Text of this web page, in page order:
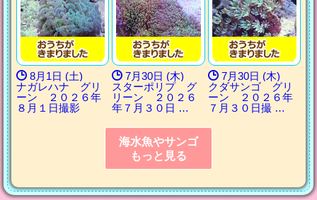
8月1日 (土)
ナガレハナ グリ
ーン ２０２６年
８月１日撮影
7月30日 (木)
スターポリプ グ
リーン ２０２６
年７月３０日 …
7月30日 (木)
クダサンゴ グリ
ーン ２０２６年
７月３０日撮 …
海水魚やサンゴ
もっと見る